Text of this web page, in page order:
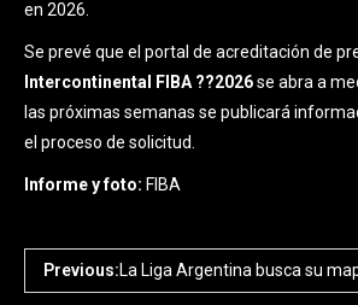
en 2026.
Se prevé que el portal de acreditación de
Intercontinental FIBA ??2026se abra a
las próximas semanas se publicará
el proceso de solicitud.
Informe y foto: FIBA
Previous:La Liga Argentina busca su